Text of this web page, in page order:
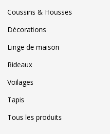
Coussins & Housses
Décorations
Linge de maison
Rideaux
Voilages
Tapis
Tous les produits